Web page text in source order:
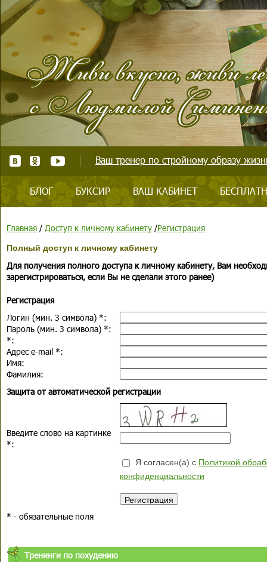
Ваш тренер по стройному образу
БЛОГ БУКСИР ВАШ КАБИНЕТ
Главная / Доступ к личному кабинету /Регистрация
Полный доступ к личному кабинету
Для получения полного доступа к личному кабинету, Вам
зарегистрироваться, если Вы не сделали этого ранее)
Регистрация
Логин (мин. 3 символа) *:
Пароль (мин. 3 символа) *:
*:
Адрес e-mail *:
Имя:
Фамилия:
Защита от автоматической регистрации
Введите слово на картинке
*:
Я согласен(а) с Политикой
конфиденциальности
* - обязательные поля
Тренинги по похудению